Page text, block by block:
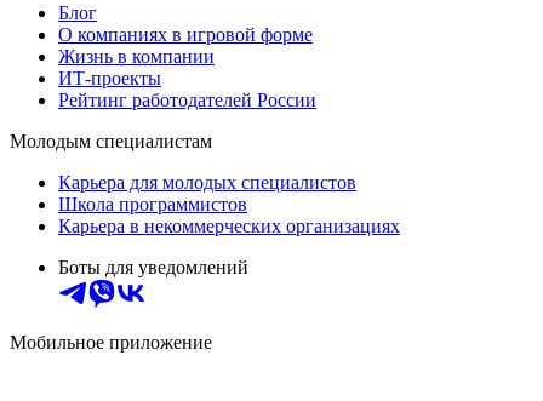
Блог
О компаниях в игровой форме
Жизнь в компании
ИТ-проекты
Рейтинг работодателей России
Молодым специалистам
Карьера для молодых специалистов
Школа программистов
Карьера в некоммерческих организациях
Боты для уведомлений
Мобильное приложение